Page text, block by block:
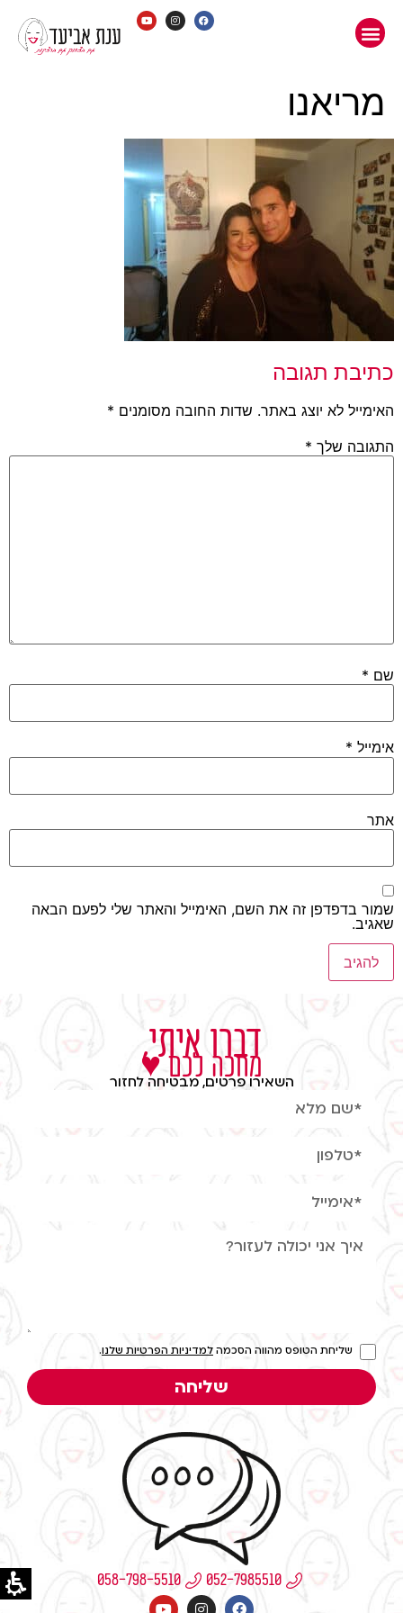
מריאנו
כתיבת תגובה
האימייל לא יוצג באתר. שדות החובה מסומנים *
התגובה שלך *
שם *
אימייל *
אתר
שמור בדפדפן זה את השם, האימייל והאתר שלי לפעם הבאה
שאגיב.
דברו איתי,
מחכה לכם ♥
השאירו פרטים, מבטיחה לחזור
שליחת הטופס מהווה הסכמה למדיניות הפרטיות שלנו.
שליחה
‏052-7985510
058-798-5510